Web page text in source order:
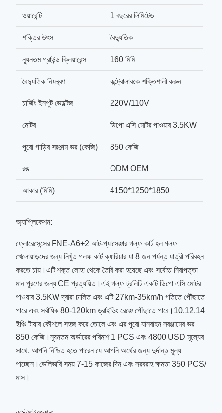
ওয়ারেন্টি 1 বছরের লিমিটেড
শক্তির উৎস বৈদ্যুতিক
ন্যূনতম গ্রাউন্ড ক্লিয়ারেন্স 160 মিমি
বৈদ্যুতিক নিয়ন্ত্রণ কন্ট্রোলারকে শক্তিশালী করুন
চার্জিং ইনপুট ভোল্টেজ 220V/110V
মোটর ডিপো এসি মোটর পাওয়ার 3.5KW
পুরো গাড়ির সরঞ্জাম ভর (কেজি) 850 কেজি
রঙ ODM OEM
আকার (মিমি) 4150*1250*1850
অ্যাপ্লিকেশন:
ফ্লোরেসেন্সের FNE-A6+2 আট-প্যাসেঞ্জার গল্ফ কার্ট হল গলফ
খেলোয়াড়দের জন্য নিখুঁত গলফ কার্ট ক্যারিয়ার যা 8 জন পর্যন্ত যাত্রী পরিবহন
করতে চায়।এটি শক্ত লোহা থেকে তৈরি করা হয়েছে এবং সর্বোচ্চ নিরাপত্তা
মান পূরণের জন্য CE প্রত্যয়িত।এই গল্ফ ট্রলিটি একটি ডিপো এসি মোটর
পাওয়ার 3.5KW দ্বারা চালিত এবং এটি 27km-35km/h গতিতে পৌঁছাতে
পারে এবং সর্বাধিক 80-120km ড্রাইভিং রেঞ্জে পৌঁছাতে পারে।10,12,14
ইঞ্চি টায়ার কৌশলে সহজ করে তোলে এবং এর পুরো যানবাহন সরঞ্জামের ভর
850 কেজি।ন্যূনতম অর্ডারের পরিমাণ 1 PCS এবং 4800 USD মূল্যের
সাথে, আপনি নিশ্চিত হতে পারেন যে আপনি অর্থের জন্য দুর্দান্ত মূল্য
পাচ্ছেন।ডেলিভারি সময় 7-15 কাজের দিন এবং সরবরাহ ক্ষমতা 350 PCS/
মাস।